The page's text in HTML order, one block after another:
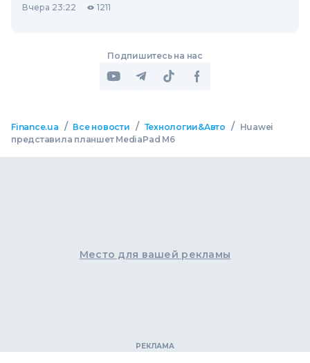
Вчера 23:22 1211
Подпишитесь на нас
Finance.ua / Все новости / Технологии&Авто /
Huawei
представила планшет MediaPad M6
Место для вашей рекламы